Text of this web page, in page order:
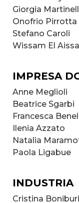
Giorgia
Onofrio Pirrotta
Stefano Caroli
Wissam El
IMPRESA
Anne Meglioli
Beatrice Sgarbi
Francesca
Ilenia Azzato
Natalia
Paola Ligabue
INDUSTRIA
Cristina